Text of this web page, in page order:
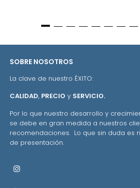
SOBRE NOSOTROS
La clave de nuestro ÉXITO:
CALIDAD, PRECIO y SERVICIO.
Por lo que nuestro desarrollo y
se debe en gran medida a nuestros
recomendaciones. Lo que sin duda es
de presentación.